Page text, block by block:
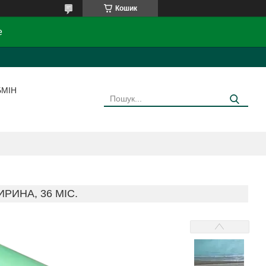
Кошик
36 МІС.